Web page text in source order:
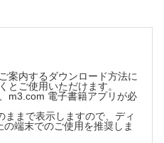
における免疫制御とその操作可
御をめざした予防研究の最前線
案内するダウンロード方法に
とご使用いただけます。
m3.com 電子書籍アプリが必
まで表示しますので、ディ
端末でのご使用を推奨しま